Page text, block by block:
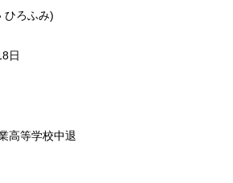
ひろふみ)
日
高等学校中退